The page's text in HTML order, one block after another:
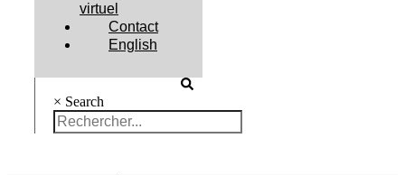
virtuel
Contact
English
× Search